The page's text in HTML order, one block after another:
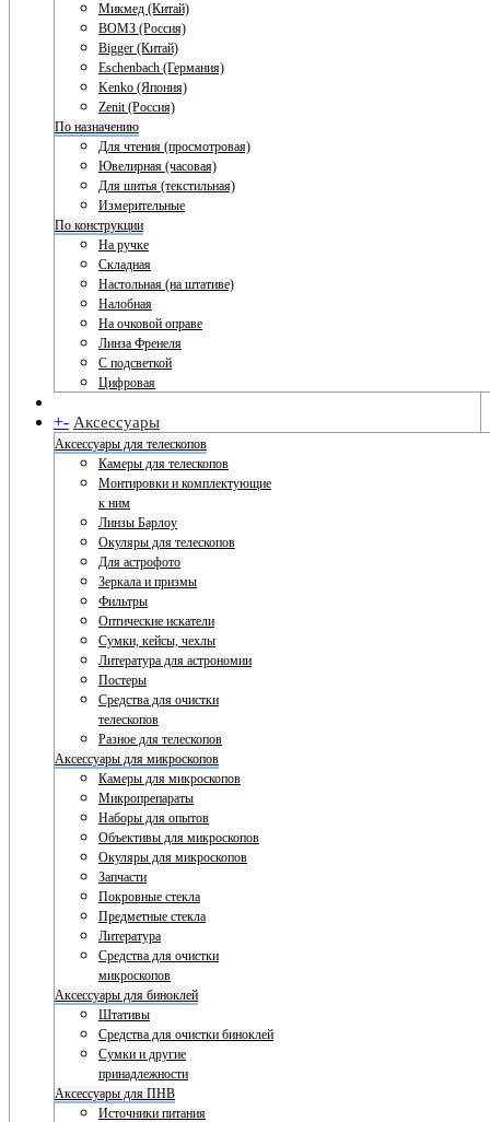
Микмед (Китай)
ВОМЗ (Россия)
Bigger (Китай)
Eschenbach (Германия)
Kenko (Япония)
Zenit (Россия)
По назначению
Для чтения (просмотровая)
Ювелирная (часовая)
Для шитья (текстильная)
Измерительные
По конструкции
На ручке
Складная
Настольная (на штативе)
Налобная
На очковой оправе
Линза Френеля
С подсветкой
Цифровая
+- Аксессуары
Аксессуары для телескопов
Камеры для телескопов
Монтировки и комплектующие
к ним
Линзы Барлоу
Окуляры для телескопов
Для астрофото
Зеркала и призмы
Фильтры
Оптические искатели
Сумки, кейсы, чехлы
Литература для астрономии
Постеры
Средства для очистки
телескопов
Разное для телескопов
Аксессуары для микроскопов
Камеры для микроскопов
Микропрепараты
Наборы для опытов
Объективы для микроскопов
Окуляры для микроскопов
Запчасти
Покровные стекла
Предметные стекла
Литература
Средства для очистки
микроскопов
Аксессуары для биноклей
Штативы
Средства для очистки биноклей
Сумки и другие
принадлежности
Аксессуары для ПНВ
Источники питания